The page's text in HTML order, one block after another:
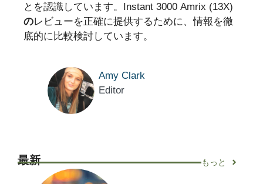
とを認識しています。Instant 3000 Amrix (13X)
のレビューを正確に提供するために、情報を徹
底的に比較検討しています。
Amy Clark
Editor
最新 もっと